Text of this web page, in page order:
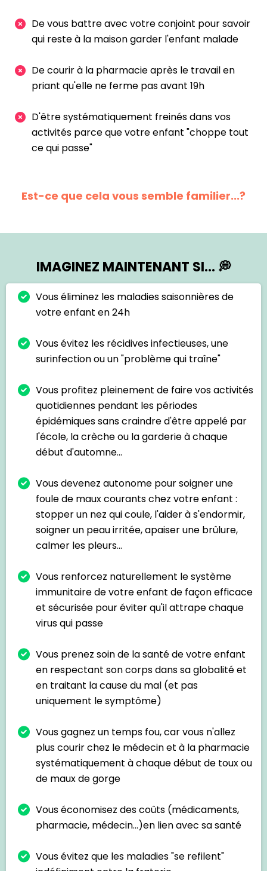
De vous battre avec votre conjoint pour savoir
qui reste à la maison garder l'enfant malade
De courir à la pharmacie après le travail en
priant qu'elle ne ferme pas avant 19h
D'être systématiquement freinés dans vos
activités parce que votre enfant "choppe tout
ce qui passe"
Est-ce que cela vous semble familier...?
IMAGINEZ MAINTENANT SI... 💭
Vous éliminez les maladies saisonnières de
votre enfant en 24h
Vous évitez les récidives infectieuses, une
surinfection ou un "problème qui traîne"
Vous profitez pleinement de faire vos activités
quotidiennes pendant les périodes
épidémiques sans craindre d'être appelé par
l'école, la crèche ou la garderie à chaque
début d'automne...
Vous devenez autonome pour soigner une
foule de maux courants chez votre enfant :
stopper un nez qui coule, l'aider à s'endormir,
soigner un peau irritée, apaiser une brûlure,
calmer les pleurs...
Vous renforcez naturellement le système
immunitaire de votre enfant de façon efficace
et sécurisée pour éviter qu'il attrape chaque
virus qui passe
Vous prenez soin de la santé de votre enfant
en respectant son corps dans sa globalité et
en traitant la cause du mal (et pas
uniquement le symptôme)
Vous gagnez un temps fou, car vous n'allez
plus courir chez le médecin et à la pharmacie
systématiquement à chaque début de toux ou
de maux de gorge
Vous économisez des coûts (médicaments,
pharmacie, médecin...)en lien avec sa santé
Vous évitez que les maladies "se refilent"